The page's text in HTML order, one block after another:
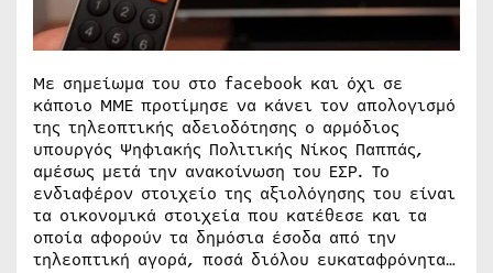
Με σημείωμα του στο facebook και όχι σε
κάποιο ΜΜΕ προτίμησε να κάνει τον απολογισμό
της τηλεοπτικής αδειοδότησης ο αρμόδιος
υπουργός Ψηφιακής Πολιτικής Νίκος Παππάς,
αμέσως μετά την ανακοίνωση του ΕΣΡ. Το
ενδιαφέρον στοιχείο της αξιολόγησης του είναι
τα οικονομικά στοιχεία που κατέθεσε και τα
οποία αφορούν τα δημόσια έσοδα από την
τηλεοπτική αγορά, ποσά διόλου ευκαταφρόνητα…